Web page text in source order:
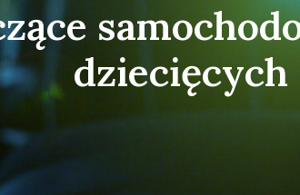
dziecięcych